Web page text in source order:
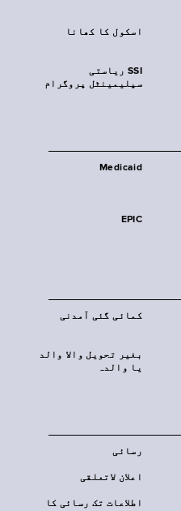
اسکول کا کھانا
SSI ریاستی
سپلیمینٹل پروگرام
Medicaid
EPIC
کمائی گئی آمدنی
بغیر تحویل والا والد
یا والدہ
رسائی
اعلان لاتعلقی
اطلاعات تک رسائی کا